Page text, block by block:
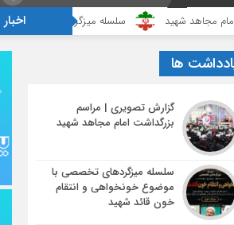
سلسله میزگردهای تخصصی با موضوع
ها
گزارش تصویری | مراسم
بزرگداشت امام مجاهد شهید
سلسله میزگردهای تخصصی با
موضوع خونخواهی و انتقام
خون قائد شهید